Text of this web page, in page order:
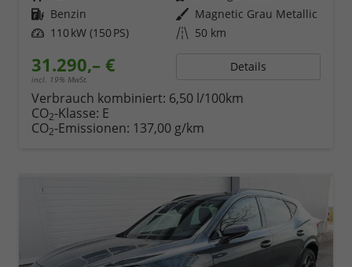
Kraftstoff Benzin Außenfarbe Magnetic Grau Metallic
Leistung 110 kW (150 PS) Kilometerstand 50 km
31.290,– €
incl. 19% MwSt.
Details
Verbrauch kombiniert: 6,50 l/100km
CO2-Klasse: E
CO2-Emissionen: 137,00 g/km